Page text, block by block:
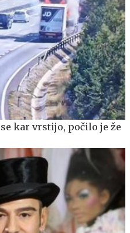
kar vrstijo, počilo je že